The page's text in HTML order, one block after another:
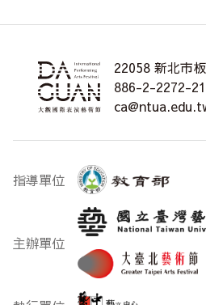
22058 新北市
886-2-2272-
指導單位
主辦單位